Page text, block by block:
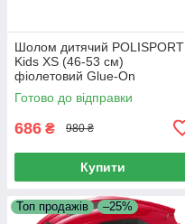
Шолом дитячий POLISPORT
Kids XS (46-53 см)
фіолетовий Glue-On
Готово до відправки
686 ₴ 980 ₴
Купити
Топ продажів –25%